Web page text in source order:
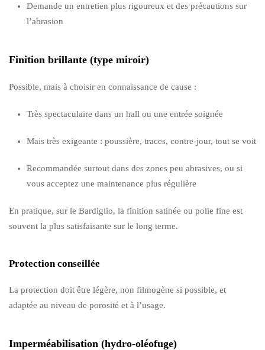
Demande un entretien plus rigoureux et des précautions sur
l’abrasion
Finition brillante (type miroir)
Possible, mais à choisir en connaissance de cause :
Très spectaculaire dans un hall ou une entrée soignée
Mais très exigeante : poussière, traces, contre-jour, tout se voit
Recommandée surtout dans des zones peu abrasives, ou si
vous acceptez une maintenance plus régulière
En pratique, sur le Bardiglio, la finition satinée ou polie fine est
souvent la plus satisfaisante sur le long terme.
Protection conseillée
La protection doit être légère, non filmogène si possible, et
adaptée au niveau de porosité et à l’usage.
Imperméabilisation (hydro-oléofuge)